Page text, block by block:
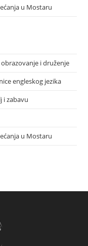
u Mostaru
i druženje
engleskog jezika
i zabavu
u Mostaru